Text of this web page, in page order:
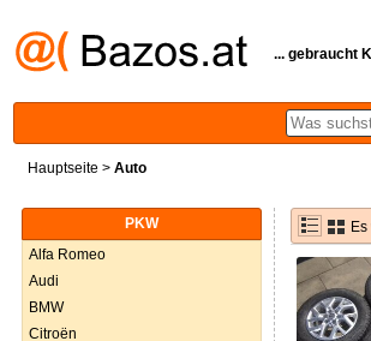
... gebraucht
Hauptseite > Auto
PKW
Alfa Romeo
Audi
BMW
Citroën